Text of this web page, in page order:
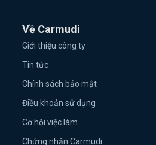
Về Carmudi
Giới thiệu công ty
Tin tức
Chính sách bảo mật
Điều khoản sử dụng
Cơ hội việc làm
Chứng nhận Carmudi